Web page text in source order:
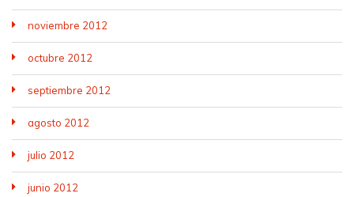
noviembre 2012
octubre 2012
septiembre 2012
agosto 2012
julio 2012
junio 2012